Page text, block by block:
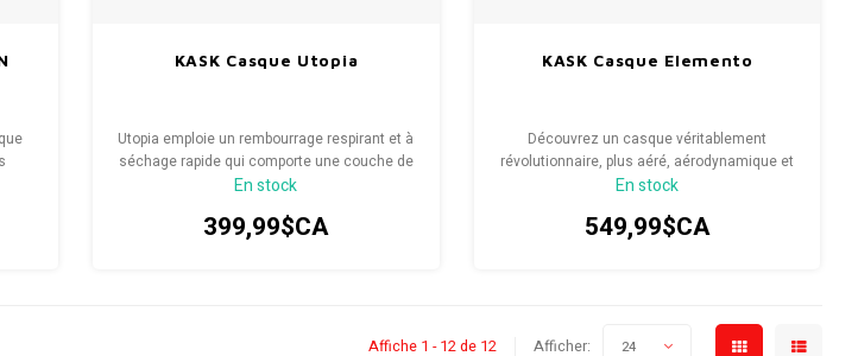
KASK Casque Utopia
Utopia emploie un rembourrage respirant et à
séchage rapide qui comporte une couche de
5 mm de matériau à évacuation rapide
En stock
399,99$CA
KASK Casque Elemento
Découvrez un casque véritablement
révolutionnaire, plus aéré, aérodynamique et
performant que jamais, aussi bien adapté à
En stock
549,99$CA
Affiche 1 - 12 de 12 Afficher: 24